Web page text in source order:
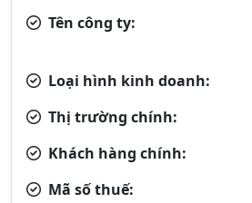
Tên công ty:
Loại hình kinh doanh:
Thị trường chính:
Khách hàng chính:
Mã số thuế: